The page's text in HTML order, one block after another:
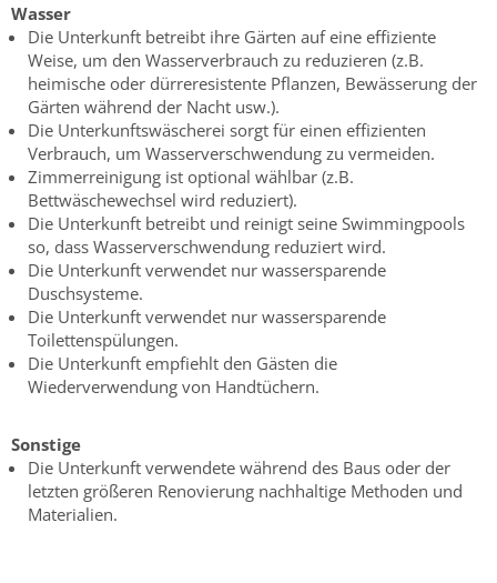
Wasser
Die Unterkunft betreibt ihre Gärten auf eine effiziente
Weise, um den Wasserverbrauch zu reduzieren (z.B.
heimische oder dürreresistente Pflanzen, Bewässerung der
Gärten während der Nacht usw.).
Die Unterkunftswäscherei sorgt für einen effizienten
Verbrauch, um Wasserverschwendung zu vermeiden.
Zimmerreinigung ist optional wählbar (z.B.
Bettwäschewechsel wird reduziert).
Die Unterkunft betreibt und reinigt seine Swimmingpools
so, dass Wasserverschwendung reduziert wird.
Die Unterkunft verwendet nur wassersparende
Duschsysteme.
Die Unterkunft verwendet nur wassersparende
Toilettenspülungen.
Die Unterkunft empfiehlt den Gästen die
Wiederverwendung von Handtüchern.
Sonstige
Die Unterkunft verwendete während des Baus oder der
letzten größeren Renovierung nachhaltige Methoden und
Materialien.